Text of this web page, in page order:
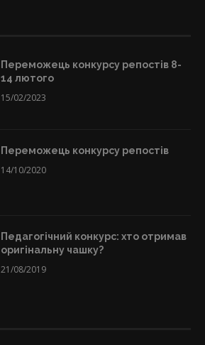
Переможець конкурсу репостів 8-
14 лютого
15/02/2023
Переможець конкурсу репостів
14/10/2020
Педагогічний конкурс: хто отримав
оригінальну чашку?
21/08/2019